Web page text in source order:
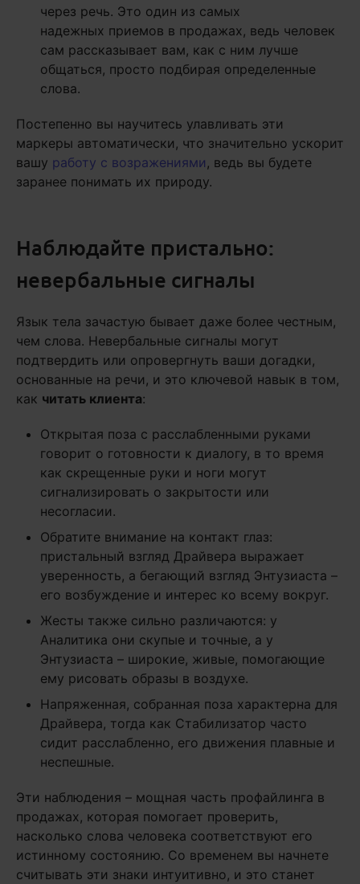
через речь. Это один из самых
надежных приемов в продажах, ведь человек
сам рассказывает вам, как с ним лучше
общаться, просто подбирая определенные
слова.
Постепенно вы научитесь улавливать эти
маркеры автоматически, что значительно ускорит
вашу работу с возражениями , ведь вы будете
заранее понимать их природу.
Наблюдайте пристально:
невербальные сигналы
Язык тела зачастую бывает даже более честным,
чем слова. Невербальные сигналы могут
подтвердить или опровергнуть ваши догадки,
основанные на речи, и это ключевой навык в том,
как читать клиента:
Открытая поза с расслабленными руками
говорит о готовности к диалогу, в то время
как скрещенные руки и ноги могут
сигнализировать о закрытости или
несогласии.
Обратите внимание на контакт глаз:
пристальный взгляд Драйвера выражает
уверенность, а бегающий взгляд Энтузиаста –
его возбуждение и интерес ко всему вокруг.
Жесты также сильно различаются: у
Аналитика они скупые и точные, а у
Энтузиаста – широкие, живые, помогающие
ему рисовать образы в воздухе.
Напряженная, собранная поза характерна для
Драйвера, тогда как Стабилизатор часто
сидит расслабленно, его движения плавные и
неспешные.
Эти наблюдения – мощная часть профайлинга в
продажах, которая помогает проверить,
насколько слова человека соответствуют его
истинному состоянию. Со временем вы начнете
считывать эти знаки интуитивно, и это станет